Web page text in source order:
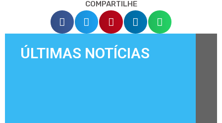
COMPARTILHE
ÚLTIMAS NOTÍCIAS